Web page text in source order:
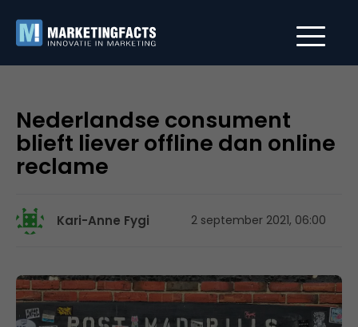
Nederlandse consument
blieft liever offline dan online
reclame
Kari-Anne Fygi 2 september 2021, 06:00